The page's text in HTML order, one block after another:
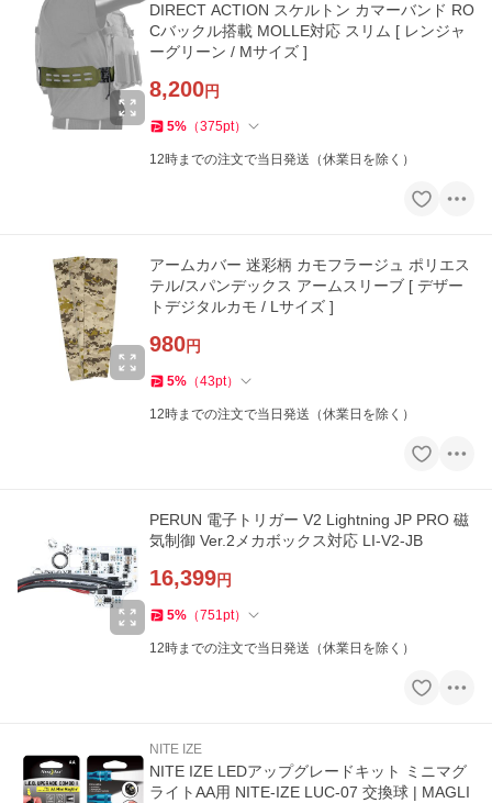
DIRECT ACTION スケルトン カマーバンド RO
Cバックル搭載 MOLLE対応 スリム [ レンジャ
ーグリーン / Mサイズ ]
8,200円
5% （375pt）
12時までの注文で当日発送（休業日を除く）
アームカバー 迷彩柄 カモフラージュ ポリエス
テル/スパンデックス アームスリーブ [ デザー
トデジタルカモ / Lサイズ ]
980円
5% （43pt）
12時までの注文で当日発送（休業日を除く）
PERUN 電子トリガー V2 Lightning JP PRO 磁
気制御 Ver.2メカボックス対応 LI-V2-JB
16,399円
5% （751pt）
12時までの注文で当日発送（休業日を除く）
NITE IZE
NITE IZE LEDアップグレードキット ミニマグ
ライトAA用 NITE-IZE LUC-07 交換球 | MAGLI